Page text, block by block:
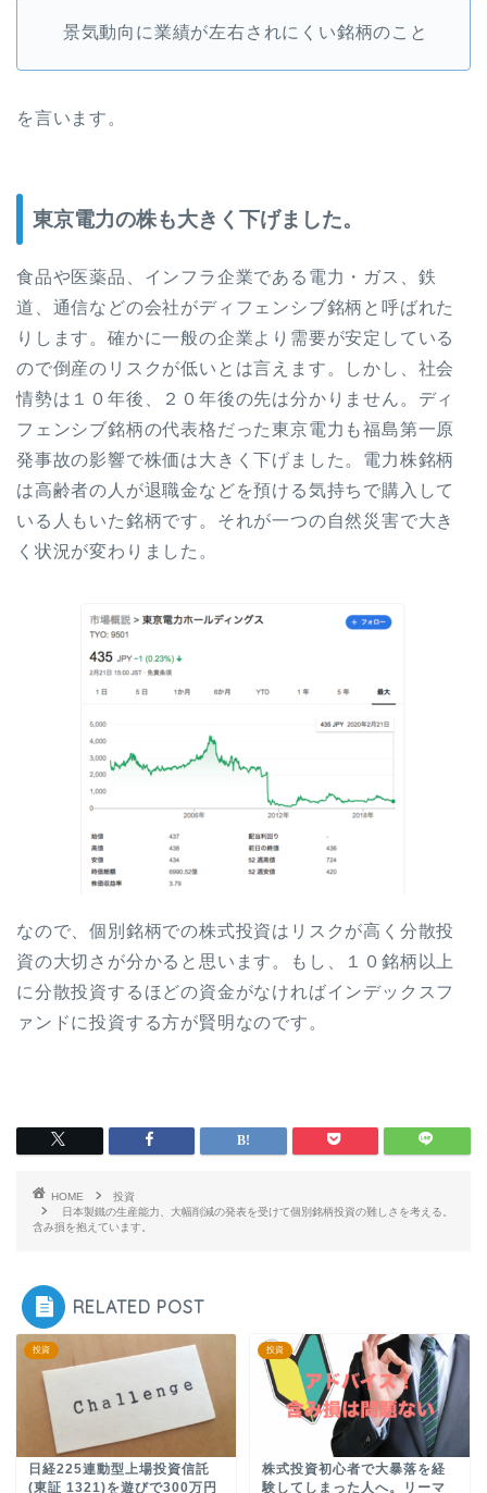
景気動向に業績が左右されにくい銘柄のこと
を言います。
東京電力の株も大きく下げました。
食品や医薬品、インフラ企業である電力・ガス、鉄
道、通信などの会社がディフェンシブ銘柄と呼ばれた
りします。確かに一般の企業より需要が安定している
ので倒産のリスクが低いとは言えます。しかし、社会
情勢は１０年後、２０年後の先は分かりません。ディ
フェンシブ銘柄の代表格だった東京電力も福島第一原
発事故の影響で株価は大きく下げました。電力株銘柄
は高齢者の人が退職金などを預ける気持ちで購入して
いる人もいた銘柄です。それが一つの自然災害で大き
く状況が変わりました。
なので、個別銘柄での株式投資はリスクが高く分散投
資の大切さが分かると思います。もし、１０銘柄以上
に分散投資するほどの資金がなければインデックスフ
ァンドに投資する方が賢明なのです。
HOME
投資
日本製鐵の生産能力、大幅削減の発表を受けて個別銘柄投資の難しさを考える。
含み損を抱えています。
RELATED POST
投資
日経225連動型上場投資信託
(東証 1321)を遊びで300万円
投資
株式投資初心者で大暴落を経
験してしまった人へ。リーマ